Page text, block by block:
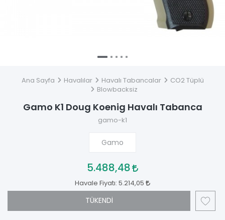
Ana Sayfa Havalılar Havalı Tabancalar
CO2 Tüplü
Blowbacksiz
Gamo K1 Doug Koenig Havalı Tabanca
gamo-k1
Gamo
5.488,48
Havale Fiyatı: 5.214,05
TÜKENDİ